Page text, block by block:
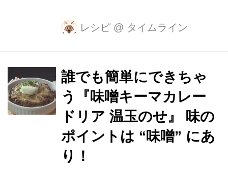
子さんに初心者でも気軽に楽しめるキ
う！ テントやタープなどはキャンプ場
で借りられることが多いんです。 バー
ベキューは火おこしして、焼いて、火
の番をして…と疲れる事が多いです
が、カセットコンロに風よけのレンジ
フードをセットするだけでも、アウト
ドアクッキングは楽しいのです♪ 持っ
レシピ @ タイムライン
誰でも簡単にできちゃ
う『味噌キーマカレー
ドリア 温玉のせ』 味の
ポイントは “味噌” にあ
り！